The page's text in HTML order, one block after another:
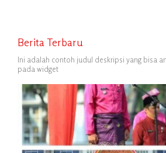
Berita Terbaru
Ini adalah contoh judul deskripsi yang bisa
pada widget